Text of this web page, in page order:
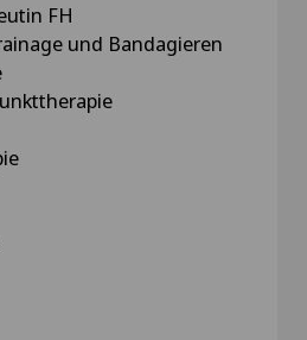
FH
und Bandagieren